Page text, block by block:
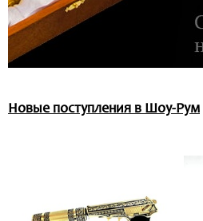
Новые поступления в Шоу-Рум